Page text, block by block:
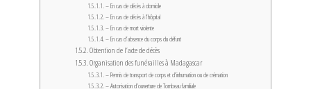
– En cas de décès à domicile
– En cas de décès à l’hôpital
– En cas de mort violente
– En cas d’absence du corps du défunt
Obtention de l’acte de décès
Organisation des funérailles à Madagascar
– Permis de transport de corps et d’inhumation ou de crémation
– Autorisation d’ouverture de Tombeau familiale